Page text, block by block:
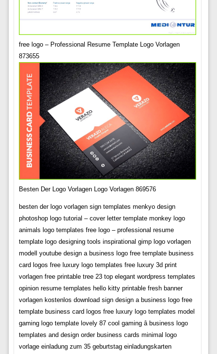
free logo – Professional Resume Template Logo Vorlagen
873655
Besten Der Logo Vorlagen Logo Vorlagen 869576
besten der logo vorlagen sign templates menkyo design
photoshop logo tutorial – cover letter template monkey logo
animals logo templates free logo – professional resume
template logo designing tools inspirational gimp logo vorlagen
modell youtube design a business logo free template business
card logos free luxury logo templates free luxury 3d print
vorlagen free printable tree 23 top elegant wordpress templates
opinion resume templates hello kitty printable fresh banner
vorlagen kostenlos download sign design a business logo free
template business card logos free luxury logo templates model
gaming logo template lovely 87 cool gaming â business logo
templates and design order business cards minimal logo
vorlage einladung zum 35 geburtstag einladungskarten